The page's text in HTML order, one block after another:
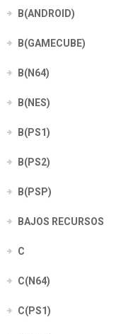
B(ANDROID)
B(GAMECUBE)
B(N64)
B(NES)
B(PS1)
B(PS2)
B(PSP)
BAJOS RECURSOS
C
C(N64)
C(PS1)